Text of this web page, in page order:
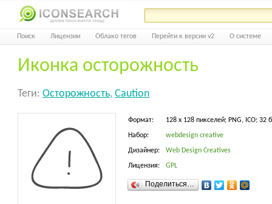
Поиск Лицензии Облако тегов Перейти к версии v2 О системе
Иконка осторожность
Теги: Осторожность, Caution
Формат: 128 x 128 пикселей; PNG, ICO; 32
Набор: webdesign creative
Дизайнер: Web Design Creatives
Лицензия: GPL
Поделиться…